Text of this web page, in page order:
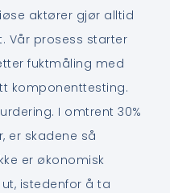
aktører gjør alltid
Vår prosess starter
fuktmåling med
komponenttesting.
I omtrent 30%
er skadene så
er økonomisk
istedenfor å ta